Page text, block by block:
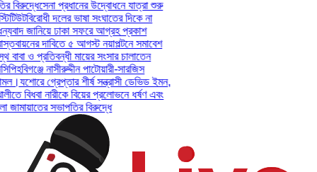
সেনা প্রধানের উদ্বোধনে যাত্রা শুরু
বিরোধী দলের ভাষা সংঘাতের দিকে না
জানিয়ে ঢাকা সফরে আগ্রহ প্রকাশ
দাবিতে ৫ আগস্ট নয়াপল্টনে সমাবেশ
ও প্রতিবন্ধী মায়ের সংসার চালাতেন
হবিগঞ্জে নাসীরুদ্দীন পাটোয়ারী-সারজিস
যশোরে গ্রেপ্তার শীর্ষ সন্ত্রাসী ডেভিড ইমন,
বিধবা নারীকে বিয়ের প্রলোভনে ধর্ষণ এবং
সভাপতির বিরুদ্ধে